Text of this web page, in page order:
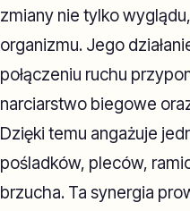
zmiany nie tylko
organizmu. Jego
połączeniu ruchu
narciarstwo biegowe
Dzięki temu angażuje
pośladków, pleców,
brzucha. Ta synergia